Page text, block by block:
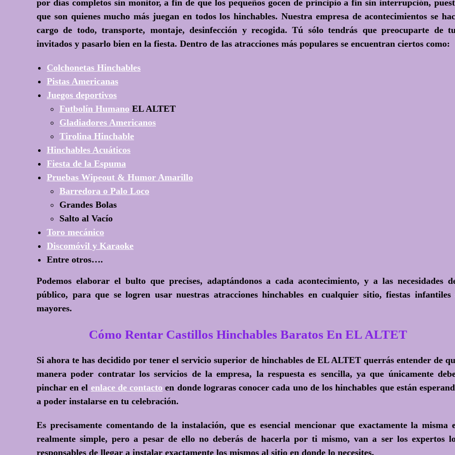
por días completos sin monitor, a fin de que los pequeños gocen de principio a fin sin interrupción,
que son quienes mucho más juegan en todos los hinchables. Nuestra empresa de acontecimientos se
cargo de todo, transporte, montaje, desinfección y recogida. Tú sólo tendrás que preocuparte de
invitados y pasarlo bien en la fiesta. Dentro de las atracciones más populares se encuentran ciertos como:
Colchonetas Hinchables
Pistas Americanas
Juegos deportivos
Futbolín Humano EL ALTET
Gladiadores Americanos
Tirolina Hinchable
Hinchables Acuáticos
Fiesta de la Espuma
Pruebas Wipeout & Humor Amarillo
Barredora o Palo Loco
Grandes Bolas
Salto al Vacío
Toro mecánico
Discomóvil y Karaoke
Entre otros….
Podemos elaborar el bulto que precises, adaptándonos a cada acontecimiento, y a las necesidades
público, para que se logren usar nuestras atracciones hinchables en cualquier sitio, fiestas infantiles
mayores.
Cómo Rentar Castillos Hinchables Baratos En EL ALTET
Si ahora te has decidido por tener el servicio superior de hinchables de EL ALTET querrás entender de
manera poder contratar los servicios de la empresa, la respuesta es sencilla, ya que únicamente
pinchar en el enlace de contacto en donde lograras conocer cada uno de los hinchables que están
a poder instalarse en tu celebración.
Es precisamente comentando de la instalación, que es esencial mencionar que exactamente la misma
realmente simple, pero a pesar de ello no deberás de hacerla por ti mismo, van a ser los expertos
responsables de llegar a instalar exactamente los mismos al sitio en donde lo necesites.